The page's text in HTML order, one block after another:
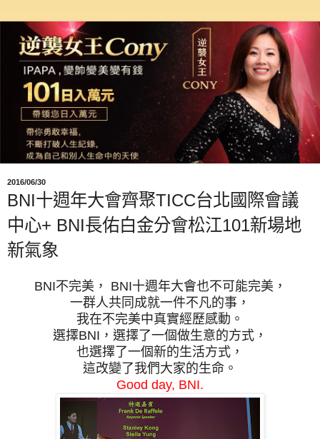
2016/06/30
BNI十週年大會齊聚TICC台北國際會議
中心+ BNI長佑白金分會松江101新場地
新氣象
BNI不完美， BNI十週年大會也不可能完美，
一群人共同成就一件不凡的事，
我在不完美中真實經歷感動。
選擇BNI，選擇了一個做生意的方式，
也選擇了一個新的生活方式，
這改變了我們大家的生命。
Good day, BNI.